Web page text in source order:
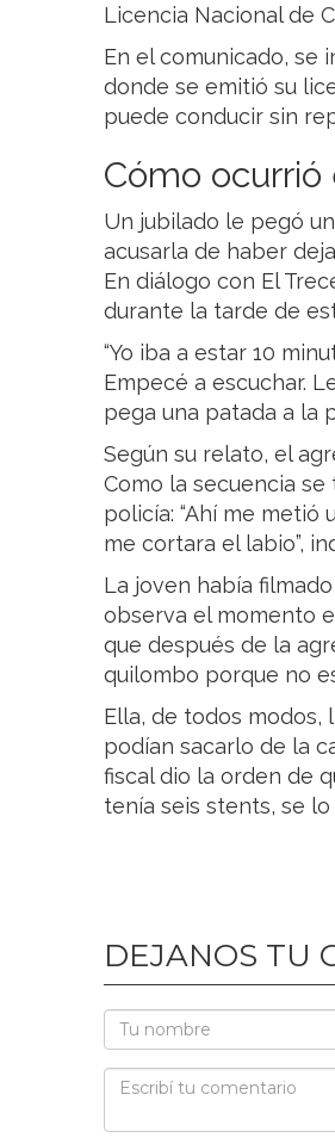
Licencia Nacional de
En el comunicado, se
donde se emitió su
puede conducir sin
Cómo
Un jubilado le pegó
acusarla de haber
En diálogo con El
durante la tarde de
“Yo iba a estar 10
Empecé a escuchar.
pega una patada a la
Según su relato, el
Como la secuencia
policía: “Ahí me
me cortara el labio”,
La joven había
observa el momento
que después de la
quilombo porque no
Ella, de todos modos,
podían sacarlo de la
fiscal dio la orden de
tenía seis stents, se
DEJANOS TU